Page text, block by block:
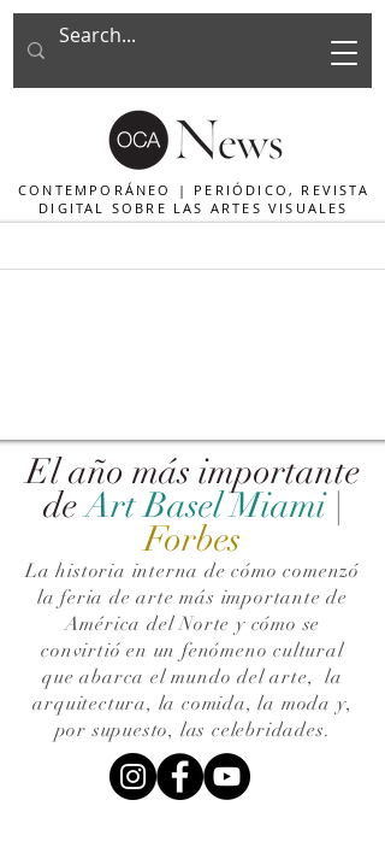
CONTEMPORÁNEO | PERIÓDICO, REVISTA
DIGITAL SOBRE LAS ARTES VISUALES
El año más importante
de Art Basel Miami |
Forbes
La historia interna de cómo comenzó
la feria de arte más importante de
América del Norte y cómo se
convirtió en un fenómeno cultural
que abarca el mundo del arte,la
arquitectura, la comida, la moda y,
por supuesto, las celebridades.